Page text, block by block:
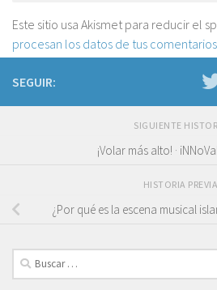
Este sitio usa Akismet para reducir el
procesan los datos de tus
SEGUIR:
SIGUIENTE
¡Volar más alto! ·
HISTORIA PREVIA
¿Por qué es la escena musical
Buscar: